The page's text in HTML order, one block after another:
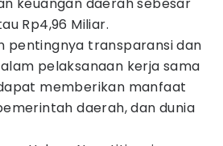
Rp4,96 Miliar.
pentingnya transparansi dan
pelaksanaan kerja sama
memberikan manfaat
daerah, dan dunia